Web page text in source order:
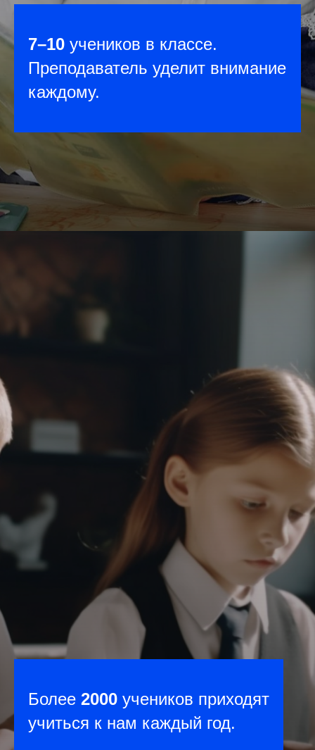
7–10 учеников в классе.
Преподаватель уделит внимание
каждому.
Более 2000 учеников приходят
учиться к нам каждый год.